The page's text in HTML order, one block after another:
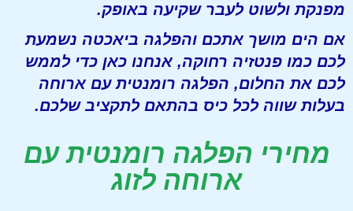
מפנקת ולשוט לעבר שקיעה באופק.
אם הים מושך אתכם והפלגה ביאכטה נשמעת
לכם כמו פנטזיה רחוקה, אנחנו כאן כדי לממש
לכם את החלום, הפלגה רומנטית עם ארוחה
בעלות שווה לכל כיס בהתאם לתקציב שלכם.
מחירי הפלגה רומנטית עם
ארוחה לזוג